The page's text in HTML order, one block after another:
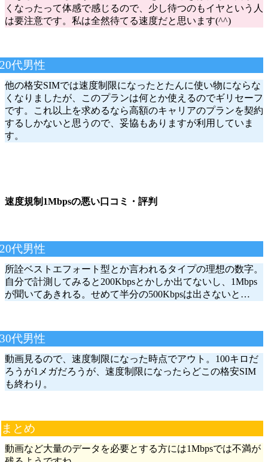
くなったって体感で感じるので、少し待つのもイヤという人
は要注意です。私は全然待てる速度だと思います(^^)
20代男性
他の格安SIMでは速度制限になったとたんに使い物にならな
くなりましたが、このプランは何とか使えるのでギリセーフ
です。これ以上を求めるなら高額のキャリアのプランを契約
するしかないと思うので、妥協もありますが利用していま
す。
速度規制1Mbpsの悪い口コミ・評判
20代男性
所詮ベストエフォート型とか言われるタイプの理想の数字。
自分で計測してみると200Kbpsとかしか出てないし、1Mbps
が聞いてあきれる。せめて半分の500Kbpsは出さないと…
30代男性
動画見るので、速度制限になった時点でアウト。100キロだ
ろうが1メガだろうが、速度制限になったらどこの格安SIM
も終わり。
まとめ
動画など大量のデータを必要とする方には1Mbpsでは不満が